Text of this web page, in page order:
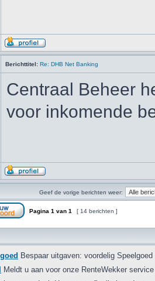
Berichttitel: Re: DHB Net Banking
Centraal Beheer
voor inkomende
Geef de vorige berichten weer:
Pagina 1 van 1 [ 14 berichten ]